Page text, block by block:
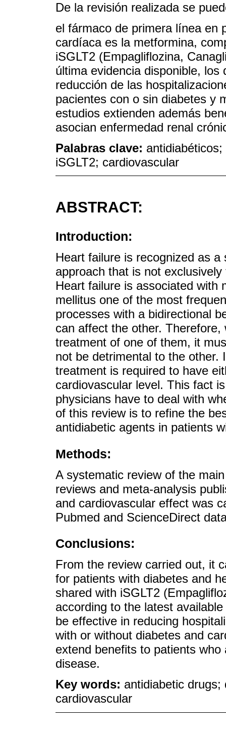
De la revisión realizada se
el fármaco de primera línea en
cardíaca es la metformina,
iSGLT2 (Empagliflozina,
última evidencia disponible,
reducción de las
pacientes con o sin diabetes y
estudios extienden además
asocian enfermedad renal
Palabras clave:
iSGLT2; cardiovascular
ABSTRACT:
Introduction:
Heart failure is recognized as
approach that is not
Heart failure is associated with
mellitus one of the most
processes with a bidirectional
can affect the other.
treatment of one of them, it
not be detrimental to the other.
treatment is required to have
cardiovascular level. This fact
physicians have to deal with
of this review is to refine the
antidiabetic agents in patients
Methods:
A systematic review of the
reviews and meta-analysis
and cardiovascular effect was
Pubmed and ScienceDirect
Conclusions:
From the review carried out, it
for patients with diabetes and
shared with iSGLT2
according to the latest
be effective in reducing
with or without diabetes and
extend benefits to patients
disease.
Key words: antidiabetic
cardiovascular